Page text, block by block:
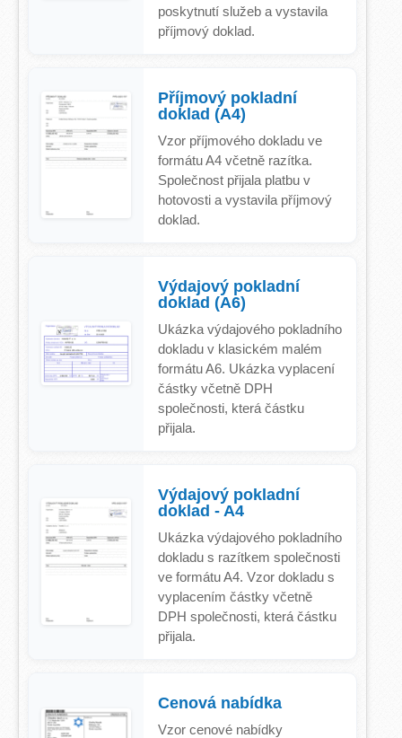
poskytnutí služeb a vystavila
příjmový doklad.
Příjmový pokladní
doklad (A4)
Vzor příjmového dokladu ve
formátu A4 včetně razítka.
Společnost přijala platbu v
hotovosti a vystavila příjmový
doklad.
Výdajový pokladní
doklad (A6)
Ukázka výdajového pokladního
dokladu v klasickém malém
formátu A6. Ukázka vyplacení
částky včetně DPH
společnosti, která částku
přijala.
Výdajový pokladní
doklad - A4
Ukázka výdajového pokladního
dokladu s razítkem společnosti
ve formátu A4. Vzor dokladu s
vyplacením částky včetně
DPH společnosti, která částku
přijala.
Cenová nabídka
Vzor cenové nabídky